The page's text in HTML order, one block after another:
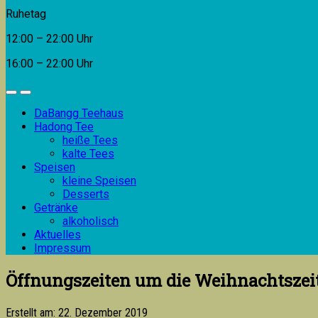
Ruhetag
12:00 – 22:00 Uhr
16:00 – 22:00 Uhr
DaBangg Teehaus
Hadong Tee
heiße Tees
kalte Tees
Speisen
kleine Speisen
Desserts
Getränke
alkoholisch
Aktuelles
Impressum
Öffnungszeiten um die
Erstellt am: 22. Dezember 2019